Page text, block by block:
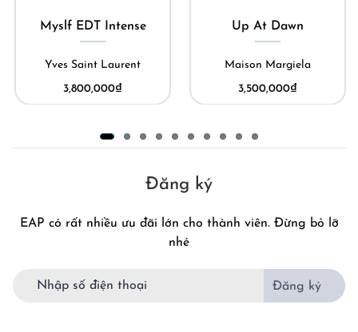
Myslf EDT Intense
Yves Saint Laurent
3,800,000₫
Up At Dawn
Maison Margiela
3,500,000₫
Đăng ký
EAP có rất nhiều ưu đãi lớn cho thành viên. Đừng bỏ lỡ
nhé
Đăng ký